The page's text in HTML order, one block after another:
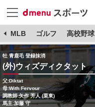
MLB ゴルフ 高校野球
牡 青鹿毛 登録抹消
(外)ウィズディクタット
父:Diktat
母:With Fervour
調教師:矢作 芳人 (栗東)
馬主:加藤 守